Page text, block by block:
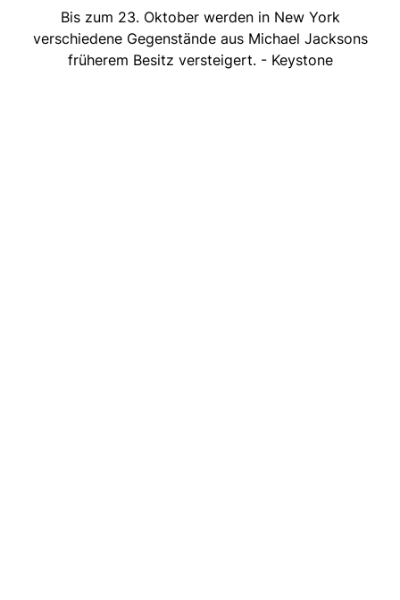
Bis zum 23. Oktober werden in New York
verschiedene Gegenstände aus Michael Jacksons
früherem Besitz versteigert. - Keystone